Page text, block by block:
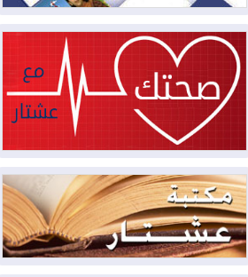
2026-08-05
15كارثة بيئية ومناخية ترسم
ملامح أخطر التحديات التي تواجه العراق
اليوم
2026-08-05
حرائق فرنسا.. توقيف 402
شخص بينهم 156 قاصرا منذ بداية موسم
2026-08-04سومو: إنتاج النفط في إقليم
كوردستان انخفض إلى أقل من 10%
2026-08-04ملفات حقبة الكاظمي تعود إلى
الواجهة.. أنباء عن مراجعات قضائية
وتحقيقات أوسع في قضايا فساد